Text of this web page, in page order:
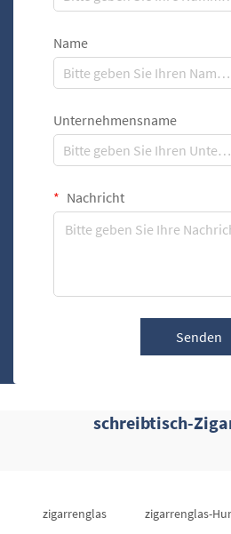
Name
Unternehmensname
Nachricht
Senden
schreibtisch-
zigarrenglas zigarrenglas-